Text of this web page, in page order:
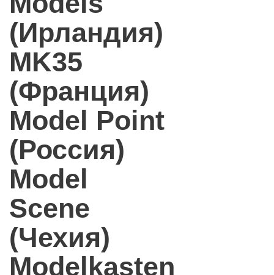
(Ирландия)
MK35
(Франция)
Model Point
(Россия)
Model
Scene
(Чехия)
Modelkasten